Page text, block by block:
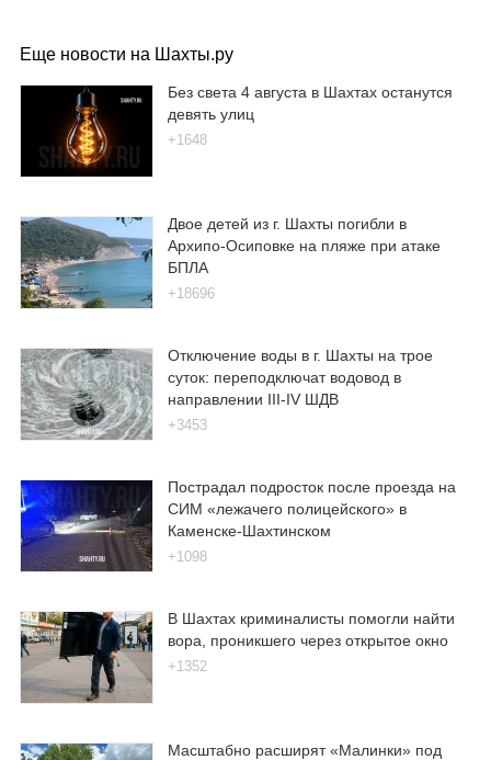
Еще новости на Шахты.ру
Без света 4 августа в Шахтах останутся
девять улиц
+1648
Двое детей из г. Шахты погибли в
Архипо-Осиповке на пляже при атаке
БПЛА
+18696
Отключение воды в г. Шахты на трое
суток: переподключат водовод в
направлении III-IV ШДВ
+3453
Пострадал подросток после проезда на
СИМ «лежачего полицейского» в
Каменске-Шахтинском
+1098
В Шахтах криминалисты помогли найти
вора, проникшего через открытое окно
+1352
Масштабно расширят «Малинки» под